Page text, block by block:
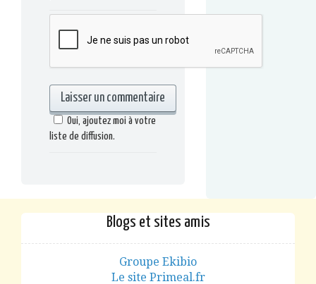
Oui, ajoutez moi à votre
liste de diffusion.
Blogs et sites amis
Groupe Ekibio
Le site Primeal.fr